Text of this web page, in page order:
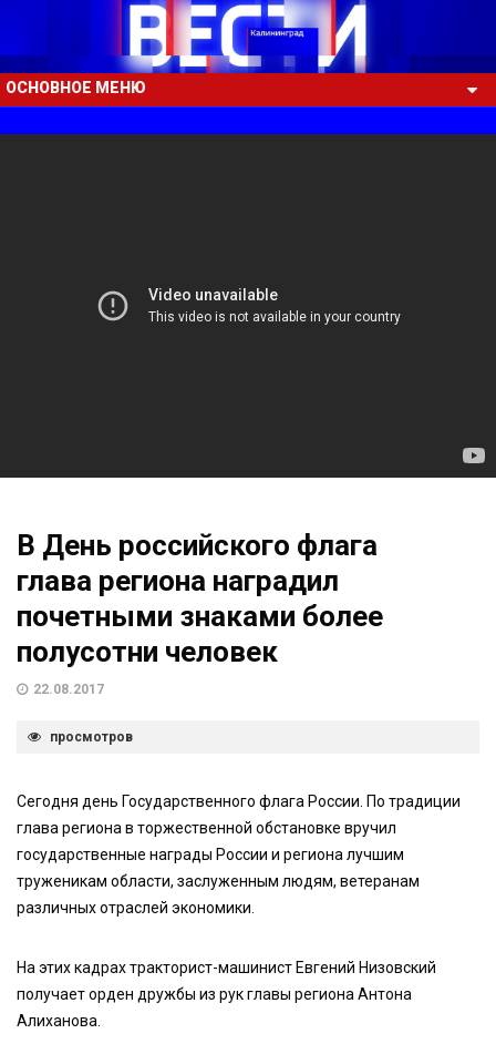
ОСНОВНОЕ МЕНЮ
В День российского флага
глава региона наградил
почетными знаками более
полусотни человек
22.08.2017
просмотров
Сегодня день Государственного флага России. По традиции
глава региона в торжественной обстановке вручил
государственные награды России и региона лучшим
труженикам области, заслуженным людям, ветеранам
различных отраслей экономики.
На этих кадрах тракторист-машинист Евгений Низовский
получает орден дружбы из рук главы региона Антона
Алиханова.